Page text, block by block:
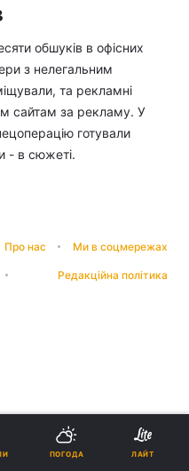
обшуків в офісних
з нелегальним
та рекламні
сайтам за рекламу. У
готували
- в сюжеті.
Про нас Ми в соцмережах
Редакційна політика
ПОГОДА ЛАЙТ